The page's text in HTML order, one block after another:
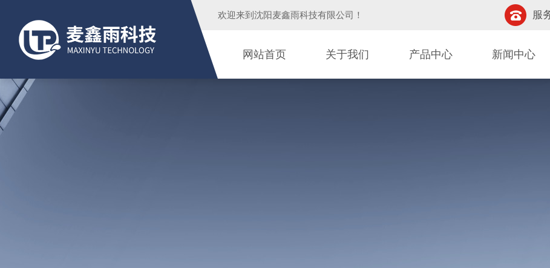
欢迎来到 沈阳麦鑫雨科技有限公司 ！ 服
网站首页 关于我们 产品中心 新闻中心